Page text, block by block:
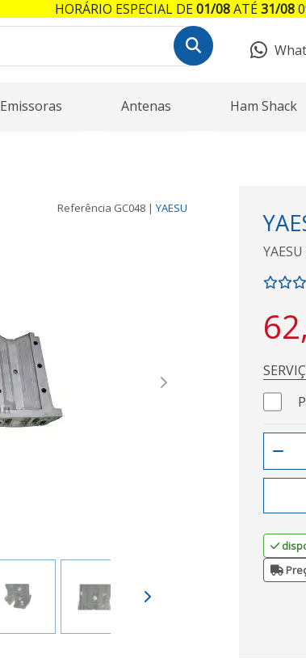
Emissoras Antenas Ham Shack
Referência GC048 | YAESU
Next
HORÁRIO ESPECIAL DE01/08ATÉ31/08